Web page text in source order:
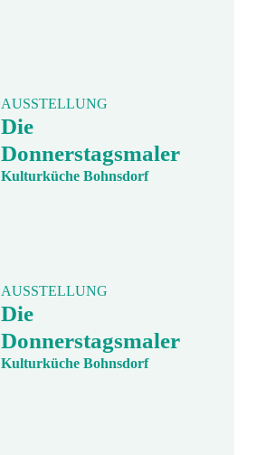
AUSSTELLUNG
Die
Donnerstagsmaler
Kulturküche Bohnsdorf
AUSSTELLUNG
Die
Donnerstagsmaler
Kulturküche Bohnsdorf